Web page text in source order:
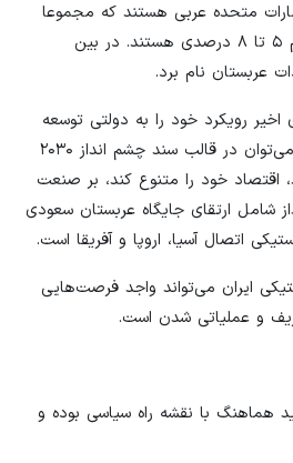
متحده عربی هستند که مجموعا
حدود ۲۰ درصد واردات عربستان را به خود اختصاص داده‌اند. در رده بعدی هم سه کشور هند، آلمان و ژاپن با سهم ۵ تا ۸ درصدی هستند. در بین
رویکرد خود را به دولتی توسعه
گرا تغییر داده و در این رویکرد توسعه اقتصادی در کانون راهبردهای کلان این کشور قرار می‌گیرد که نتیجه آن را می‌توان در قالب سند چشم انداز ۲۰۳۰
به نفت نجات دهد، اقتصاد خود را متنوع کند، بر صنعت
ارتقای جایگاه عربستان سعودی
اتصال آسیا، اروپا و آفریقا است.
صادراتی لجستیکی ایران می‌تواند واجد فرصت‌هایی
و عملیاتی شدن است.
هماهنگ با نقشه راه سیاسی بوده و